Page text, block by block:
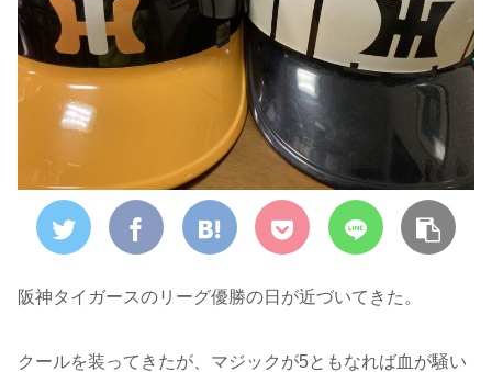
阪神タイガースのリーグ優勝の日が近づいてきた。
クールを装ってきたが、マジックが5ともなれば血が騒い